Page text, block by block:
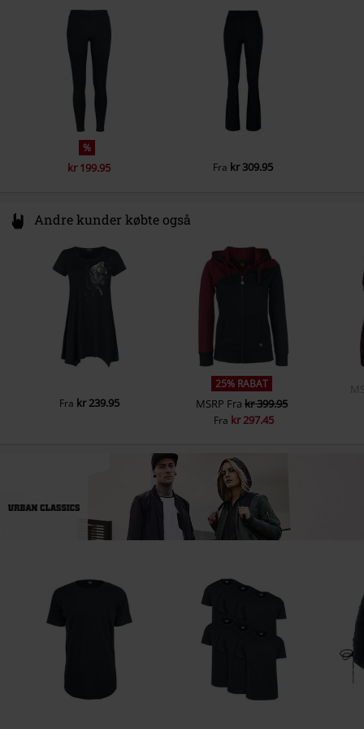
service@urbanclassics.com
%
kr 199.95 Fra kr 309.95
Andre kunder købte også
Fra kr 239.95
25% RABAT
MSRP Fra kr 399.95
Fra kr 297.45